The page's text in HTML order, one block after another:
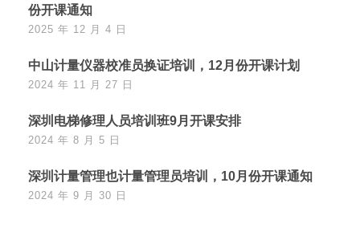
份开课通知
2025 年 12 月 4 日
中山计量仪器校准员换证培训，12月份开课计划
2024 年 11 月 27 日
深圳电梯修理人员培训班9月开课安排
2024 年 8 月 5 日
深圳计量管理也计量管理员培训，10月份开课通知
2024 年 9 月 30 日